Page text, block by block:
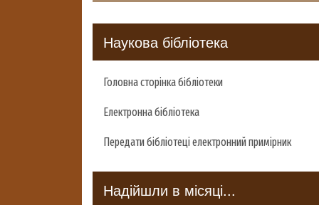
Наукова бібліотека
Головна сторінка бібліотеки
Електронна бібліотека
Передати бібліотеці електронний примірник
Надійшли в місяці...